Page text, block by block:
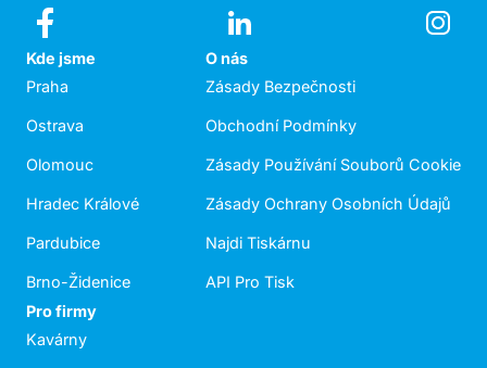
Kde jsme
Praha
Ostrava
Olomouc
Hradec Králové
Pardubice
Brno-Židenice
O nás
Zásady Bezpečnosti
Obchodní Podmínky
Zásady Používání Souborů Cookie
Zásady Ochrany Osobních Údajů
Najdi Tiskárnu
API Pro Tisk
Pro firmy
Kavárny